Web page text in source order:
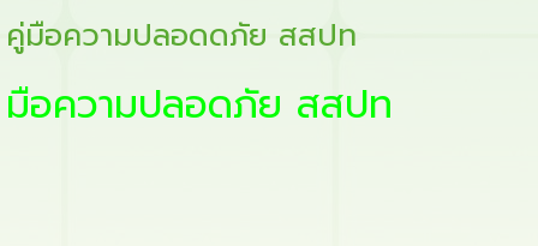
คู่มือความปลอดดภัย สสปท
มือความปลอดภัย สสปท